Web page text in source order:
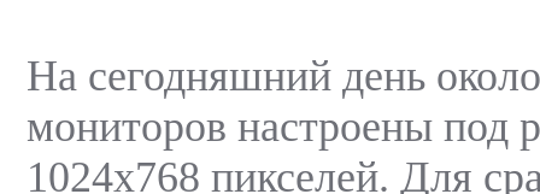
На сегодняшний день
мониторов настроены под
1024х768 пикселей. Для